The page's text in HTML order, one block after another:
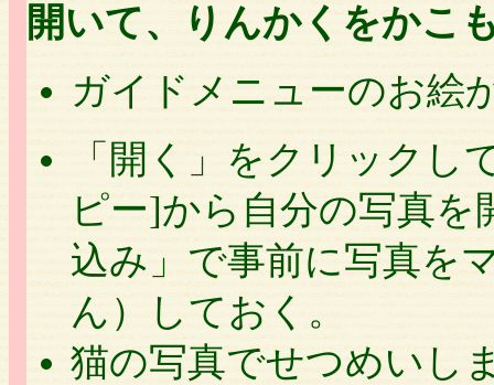
開いて、りんかくをかこ
ガイドメニューのお絵
「開く」をクリック
ピー]から自分の写真
込み」で事前に写真を
ん）しておく。
猫の写真でせつめいし